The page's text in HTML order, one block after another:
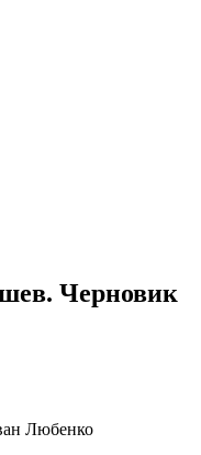
Черновик